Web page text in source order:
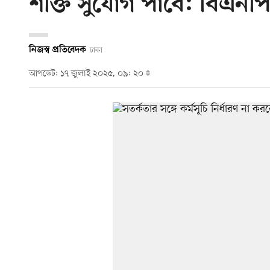
শক্তি সুযোগ পাবে: বিএনপি
নিজস্ব প্রতিবেদক ঢাকা
আপডেট: ১৭ জুলাই ২০২৫, ০৯: ২০